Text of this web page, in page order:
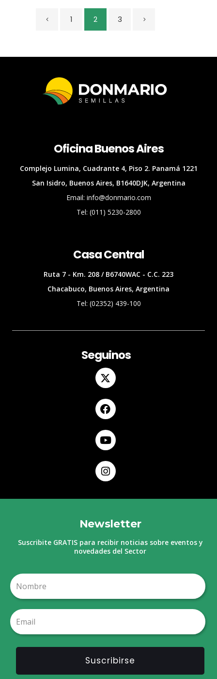
1 2 3
Oficina Buenos Aires
Complejo Lumina, Cuadrante 4, Piso 2. Panamá 1221
San Isidro, Buenos Aires, B1640DJK, Argentina
Email: info@donmario.com
Tel: (011) 5230-2800
Casa Central
Ruta 7 - Km. 208 / B6740WAC - C.C. 223
Chacabuco, Buenos Aires, Argentina
Tel: (02352) 439-100
Seguinos
Newsletter
Suscribite GRATIS para recibir noticias sobre eventos y
novedades del Sector